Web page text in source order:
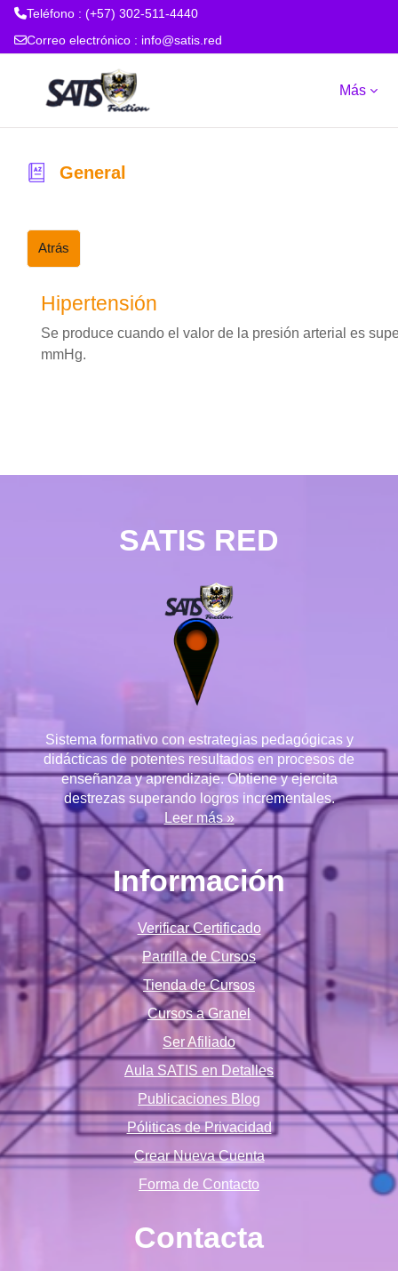
Teléfono : (+57) 302-511-4440
Correo electrónico : info@satis.red
Más
General
Atrás
Hipertensión
Se produce cuando el valor de la presión arterial es
mmHg.
SATIS RED
Sistema formativo con estrategias pedagógicas y
didácticas de potentes resultados en procesos de
enseñanza y aprendizaje. Obtiene y ejercita
destrezas superando logros incrementales.
Leer más »
Información
Verificar Certificado
Parrilla de Cursos
Tienda de Cursos
Cursos a Granel
Ser Afiliado
Aula SATIS en Detalles
Publicaciones Blog
Póliticas de Privacidad
Crear Nueva Cuenta
Forma de Contacto
Contacta